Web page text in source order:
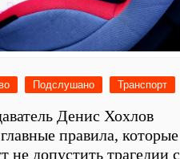
Подслушано Транспорт
Денис Хохлов
правила, которые
не допустить трагедии с